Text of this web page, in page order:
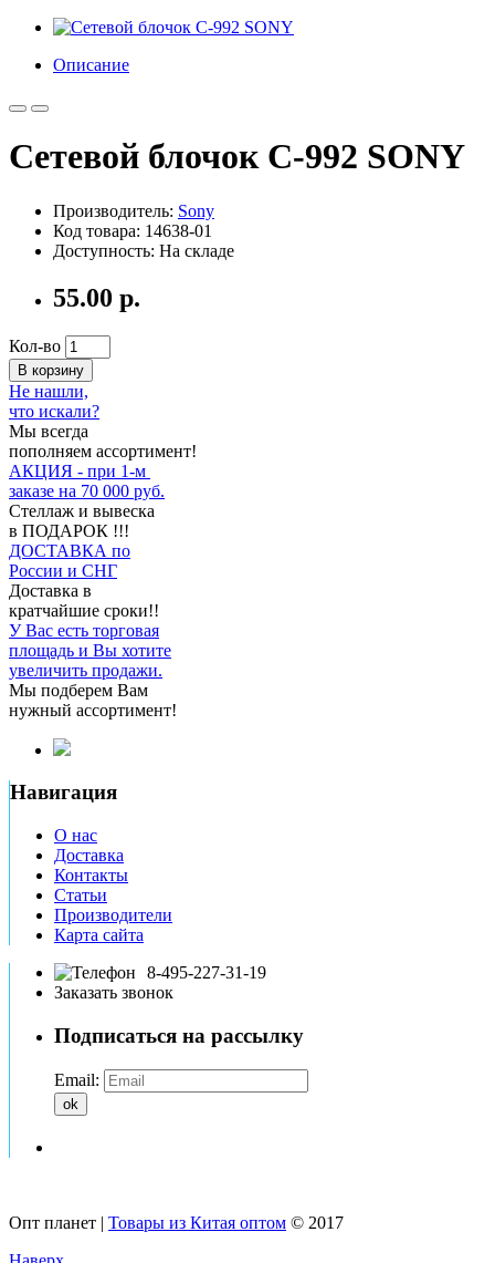
Описание
Сетевой блочок C-992 SONY
Производитель: Sony
Код товара: 14638-01
Доступность: На складе
55.00 р.
Кол-во
В корзину
Не нашли,
что искали?
Мы всегда
пополняем ассортимент!
АКЦИЯ - при 1-м
заказе на 70 000 руб.
Стеллаж и вывеска
в ПОДАРОК !!!
ДОСТАВКА по
России и СНГ
Доставка в
кратчайшие сроки!!
У Вас есть торговая
площадь и Вы хотите
увеличить продажи.
Мы подберем Вам
нужный ассортимент!
Навигация
О нас
Доставка
Контакты
Статьи
Производители
Карта сайта
8-495-227-31-19
Заказать звонок
Подписаться на рассылку
Email:
ok
Опт планет | Товары из Китая оптом © 2017